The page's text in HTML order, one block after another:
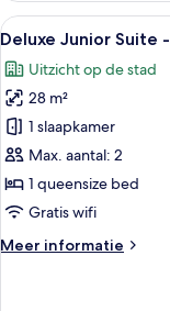
Station
View
Alle
foto's
voor
Deluxe
Junior
Suite
-
Rosacea
11
Deluxe Junior Suite
Uitzicht op de stad
28 m²
1 slaapkamer
Max. aantal: 2
1 queensize bed
Gratis wifi
Meer informatie
Meer